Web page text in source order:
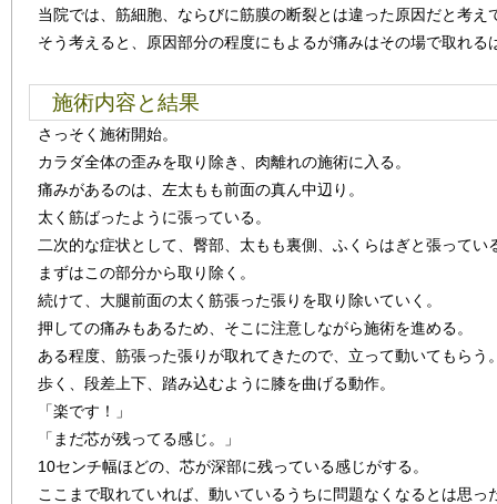
当院では、筋細胞、ならびに筋膜の断裂とは違った原因だと考え
そう考えると、原因部分の程度にもよるが痛みはその場で取れる
施術内容と結果
さっそく施術開始。
カラダ全体の歪みを取り除き、肉離れの施術に入る。
痛みがあるのは、左太もも前面の真ん中辺り。
太く筋ばったように張っている。
二次的な症状として、臀部、太もも裏側、ふくらはぎと張ってい
まずはこの部分から取り除く。
続けて、大腿前面の太く筋張った張りを取り除いていく。
押しての痛みもあるため、そこに注意しながら施術を進める。
ある程度、筋張った張りが取れてきたので、立って動いてもらう
歩く、段差上下、踏み込むように膝を曲げる動作。
「楽です！」
「まだ芯が残ってる感じ。」
10センチ幅ほどの、芯が深部に残っている感じがする。
ここまで取れていれば、動いているうちに問題なくなるとは思